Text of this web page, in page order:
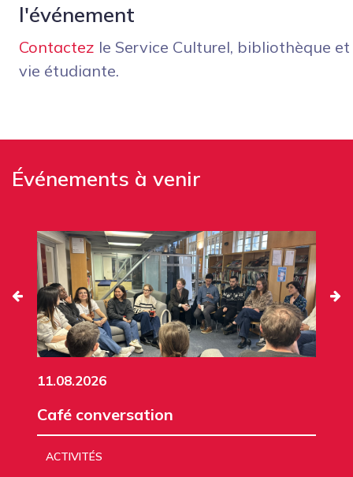
l'événement
Contactez le Service Culturel, bibliothèque et
vie étudiante.
Événements à venir
11.08.2026
Café conversation
ACTIVITÉS